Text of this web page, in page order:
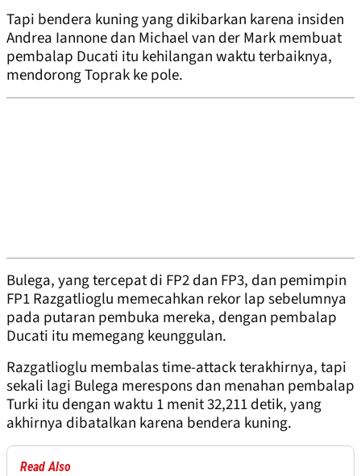
Tapi bendera kuning yang dikibarkan karena insiden
Andrea Iannone dan Michael van der Mark membuat
pembalap Ducati itu kehilangan waktu terbaiknya,
mendorong Toprak ke pole.
Bulega, yang tercepat di FP2 dan FP3, dan pemimpin
FP1 Razgatlioglu memecahkan rekor lap sebelumnya
pada putaran pembuka mereka, dengan pembalap
Ducati itu memegang keunggulan.
Razgatlioglu membalas time-attack terakhirnya, tapi
sekali lagi Bulega merespons dan menahan pembalap
Turki itu dengan waktu 1 menit 32,211 detik, yang
akhirnya dibatalkan karena bendera kuning.
Read Also